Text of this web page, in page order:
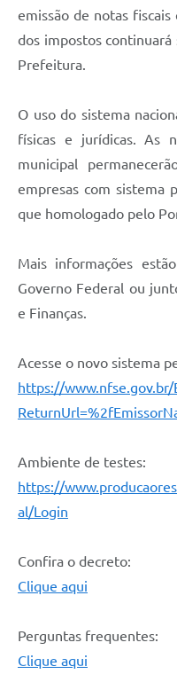
emissão de notas
dos impostos
Prefeitura.
O uso do sistema
físicas e jurídicas. As
municipal
empresas com sistema
que homologado pelo
Mais informações
Governo Federal ou
e Finanças.
Acesse o novo sistema
https://www.nfse.gov.br/
Ambiente de testes:
https://
al/Login
Confira o decreto:
Clique aqui
Perguntas frequentes:
Clique aqui